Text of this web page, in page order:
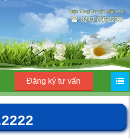
Đăng ký tư vấn